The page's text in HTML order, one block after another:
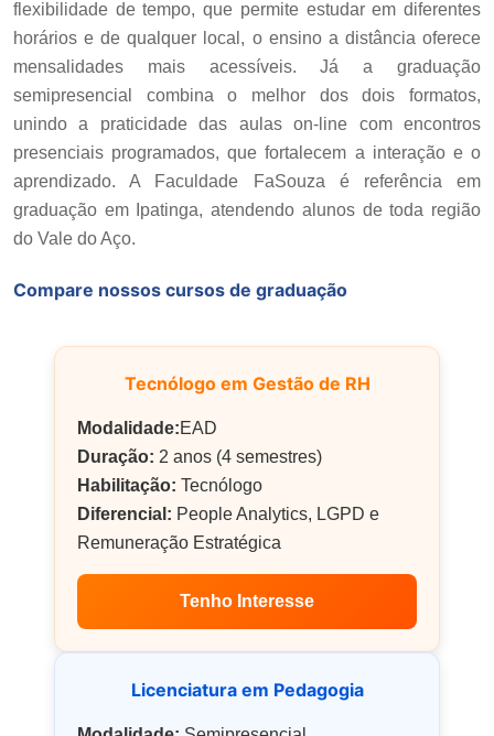
flexibilidade de tempo, que permite estudar em diferentes
horários e de qualquer local, o ensino a distância oferece
mensalidades mais acessíveis. Já a graduação
semipresencial combina o melhor dos dois formatos,
unindo a praticidade das aulas on-line com encontros
presenciais programados, que fortalecem a interação e o
aprendizado. A Faculdade FaSouza é referência em
graduação em Ipatinga, atendendo alunos de toda região
do Vale do Aço.
Compare nossos cursos de graduação
Tecnólogo em Gestão de RH
Modalidade:EAD
Duração: 2 anos (4 semestres)
Habilitação: Tecnólogo
Diferencial: People Analytics, LGPD e
Remuneração Estratégica
Tenho Interesse
Licenciatura em Pedagogia